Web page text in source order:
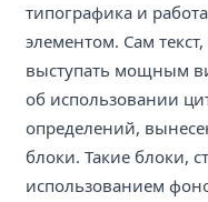
типографика и
элементом. Сам
выступать мощным
об использовании
определений,
блоки. Такие блоки,
использованием